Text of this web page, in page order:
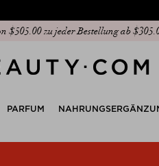
zu jeder Bestellung ab
PARFUM